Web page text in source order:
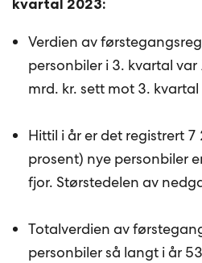
kvartal 2023:
Verdien av
personbiler i 3. kvartal
mrd. kr. sett mot 3.
Hittil i år er det registrert
prosent) nye personbiler
fjor. Størstedelen av
Totalverdien av
personbiler så langt i år